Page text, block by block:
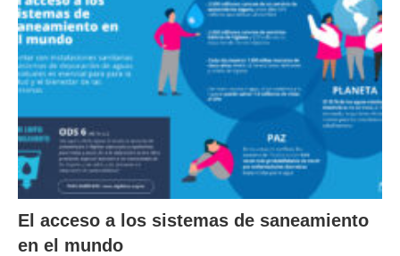
El acceso a los sistemas de saneamiento
en el mundo